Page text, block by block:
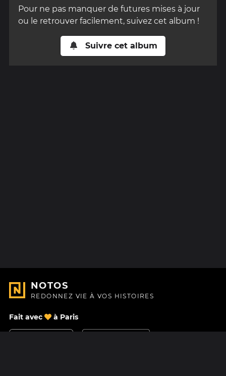
Pour ne pas manquer de futures mises à jour
ou le retrouver facilement, suivez cet album !
Suivre cet album
NOTOS
REDONNEZ VIE À VOS HISTOIRES
Fait avec à Paris